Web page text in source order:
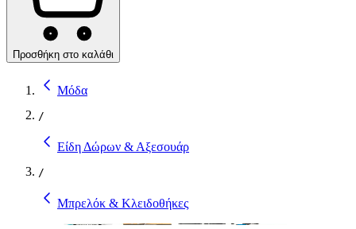
Προσθήκη στο καλάθι
Μόδα
/
Είδη Δώρων & Αξεσουάρ
/
Μπρελόκ & Κλειδοθήκες